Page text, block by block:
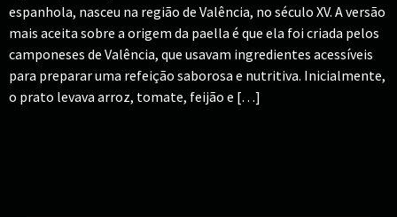
espanhola, nasceu na região de Valência, no século XV. A versão
mais aceita sobre a origem da paella é que ela foi criada pelos
camponeses de Valência, que usavam ingredientes acessíveis
para preparar uma refeição saborosa e nutritiva. Inicialmente,
o prato levava arroz, tomate, feijão e […]